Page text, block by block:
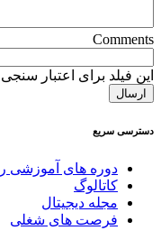
Comments
این فیلد برای اعتبار
دسترسی سریع
دوره های آموزشی
کاتالوگ
مجله دیجیتال
فرصت های شغلی